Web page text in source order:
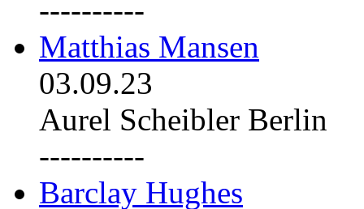
----------
Matthias Mansen
03.09.23
Aurel Scheibler Berlin
----------
Barclay Hughes